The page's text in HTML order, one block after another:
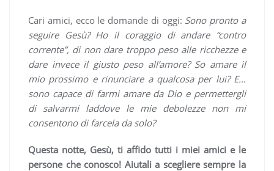
Cari amici, ecco le domande di oggi: Sono pronto a
seguire Gesù? Ho il coraggio di andare “contro
corrente”, di non dare troppo peso alle ricchezze e
dare invece il giusto peso all’amore? So amare il
mio prossimo e rinunciare a qualcosa per lui? E…
sono capace di farmi amare da Dio e permettergli
di salvarmi laddove le mie debolezze non mi
consentono di farcela da solo?
Questa notte, Gesù, ti affido tutti i miei amici e le
persone che conosco! Aiutali a scegliere sempre la